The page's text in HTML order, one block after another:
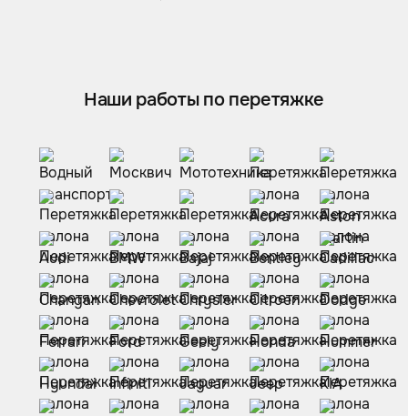
Наши работы по перетяжке